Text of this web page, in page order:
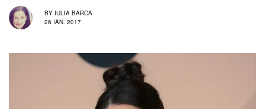
BY IULIA BARCA
26 IAN. 2017